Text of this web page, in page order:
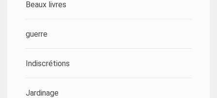
Beaux livres
guerre
Indiscrétions
Jardinage